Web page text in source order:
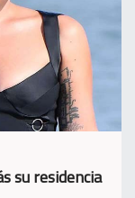
su residencia